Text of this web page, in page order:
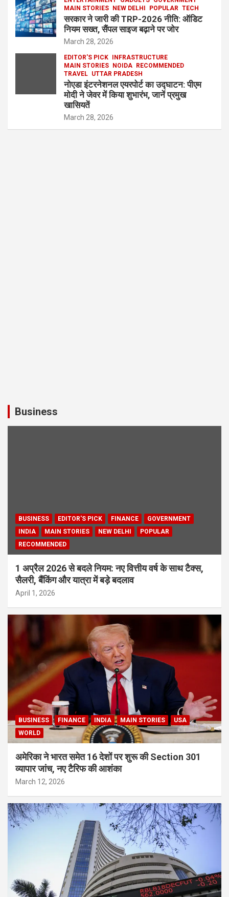
MAIN STORIES
NEW DELHI POPULAR TECH
सरकार ने जारी की TRP-2026 नीति: ऑडिट
नियम सख्त, सैंपल साइज बढ़ाने पर जोर
March 28, 2026
EDITOR'S PICK
INFRASTRUCTURE
MAIN STORIES
NOIDA
RECOMMENDED
TRAVEL UTTAR PRADESH
नोएडा इंटरनेशनल एयरपोर्ट का उद्घाटन: पीएम
मोदी ने जेवर में किया शुभारंभ, जानें प्रमुख
खासियतें
March 28, 2026
Business
BUSINESS EDITOR'S PICK FINANCE
GOVERNMENT
INDIA
MAIN STORIES NEW DELHI
POPULAR
RECOMMENDED
1 अप्रैल 2026 से बदले नियम: नए वित्तीय वर्ष के साथ टैक्स,
सैलरी, बैंकिंग और यात्रा में बड़े बदलाव
April 1, 2026
BUSINESS FINANCE INDIA MAIN STORIES
USA
WORLD
अमेरिका ने भारत समेत 16 देशों पर शुरू की Section 301
व्यापार जांच, नए टैरिफ की आशंका
March 12, 2026